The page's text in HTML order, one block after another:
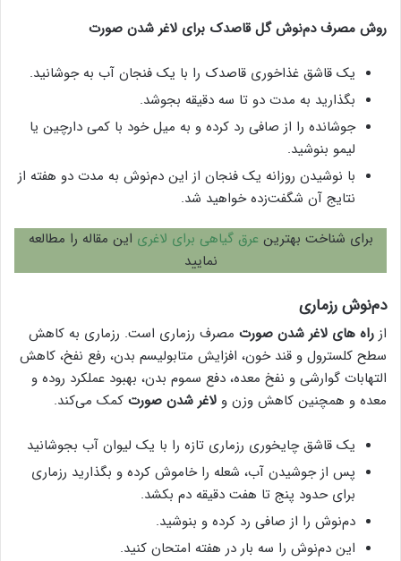
روش مصرف دم‌نوش گل قاصدک برای لاغر شدن صورت
یک قاشق غذاخوری قاصدک را با یک فنجان آب به جوشانید.
بگذارید به مدت دو تا سه دقیقه بجوشد.
جوشانده را از صافی رد کرده و به میل خود با کمی دارچین یا
لیمو بنوشید.
با نوشیدن روزانه یک فنجان از این دم‌نوش به مدت دو هفته از
نتایج آن شگفت‌زده خواهید شد.
برای شناخت بهترین عرق گیاهی برای لاغری این مقاله را مطالعه
نمایید
دم‌نوش رزماری
از راه های لاغر شدن صورت مصرف رزماری است. رزماری به کاهش
سطح کلسترول و قند خون، افزایش متابولیسم بدن، رفع نفخ، کاهش
التهابات گوارشی و نفخ معده، دفع سموم بدن، بهبود عملکرد روده و
معده و همچنین کاهش وزن و لاغر شدن صورت کمک می‌کند.
یک قاشق چایخوری رزماری تازه را با یک لیوان آب بجوشانید
پس از جوشیدن آب، شعله را خاموش کرده و بگذارید رزماری
برای حدود پنج تا هفت دقیقه دم بکشد.
دم‌نوش را از صافی رد کرده و بنوشید.
این دم‌نوش را سه بار در هفته امتحان کنید.